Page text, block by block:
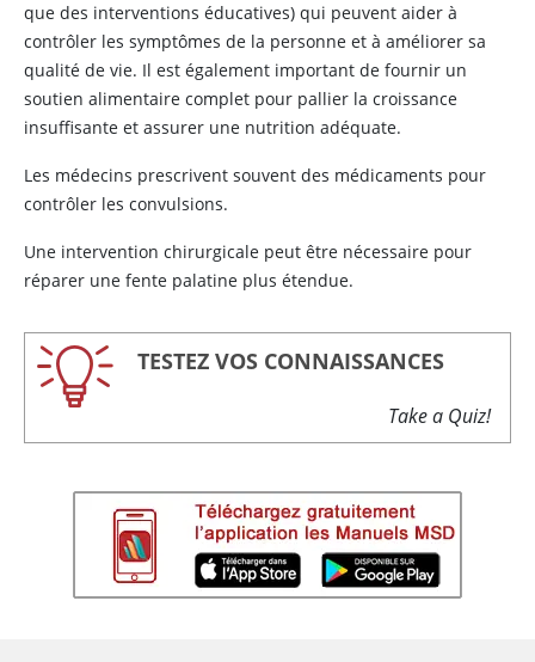
que des interventions éducatives) qui peuvent aider à
contrôler les symptômes de la personne et à améliorer sa
qualité de vie. Il est également important de fournir un
soutien alimentaire complet pour pallier la croissance
insuffisante et assurer une nutrition adéquate.
Les médecins prescrivent souvent des médicaments pour
contrôler les convulsions.
Une intervention chirurgicale peut être nécessaire pour
réparer une fente palatine plus étendue.
TESTEZ VOS CONNAISSANCES
Take a Quiz!